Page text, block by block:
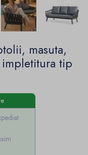
masuta,
tip